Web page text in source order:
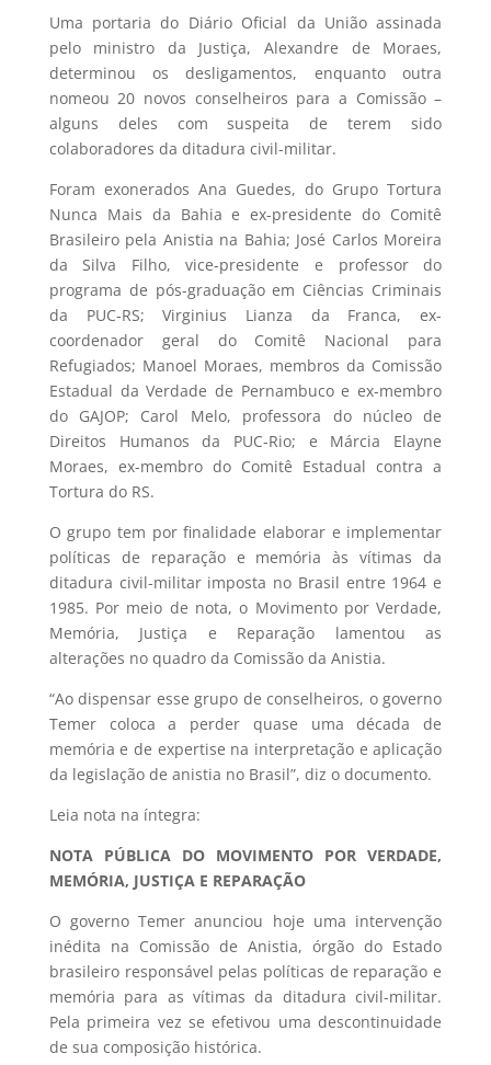
Uma portaria do Diário Oficial da União assinada
pelo ministro da Justiça, Alexandre de Moraes,
determinou os desligamentos, enquanto outra
nomeou 20 novos conselheiros para a Comissão –
alguns deles com suspeita de terem sido
colaboradores da ditadura civil-militar.
Foram exonerados Ana Guedes, do Grupo Tortura
Nunca Mais da Bahia e ex-presidente do Comitê
Brasileiro pela Anistia na Bahia; José Carlos Moreira
da Silva Filho, vice-presidente e professor do
programa de pós-graduação em Ciências Criminais
da PUC-RS; Virginius Lianza da Franca, ex-
coordenador geral do Comitê Nacional para
Refugiados; Manoel Moraes, membros da Comissão
Estadual da Verdade de Pernambuco e ex-membro
do GAJOP; Carol Melo, professora do núcleo de
Direitos Humanos da PUC-Rio; e Márcia Elayne
Moraes, ex-membro do Comitê Estadual contra a
Tortura do RS.
O grupo tem por finalidade elaborar e implementar
políticas de reparação e memória às vítimas da
ditadura civil-militar imposta no Brasil entre 1964 e
1985. Por meio de nota, o Movimento por Verdade,
Memória, Justiça e Reparação lamentou as
alterações no quadro da Comissão da Anistia.
“Ao dispensar esse grupo de conselheiros, o governo
Temer coloca a perder quase uma década de
memória e de expertise na interpretação e aplicação
da legislação de anistia no Brasil”, diz o documento.
Leia nota na íntegra:
NOTA PÚBLICA DO MOVIMENTO POR VERDADE,
MEMÓRIA, JUSTIÇA E REPARAÇÃO
O governo Temer anunciou hoje uma intervenção
inédita na Comissão de Anistia, órgão do Estado
brasileiro responsável pelas políticas de reparação e
memória para as vítimas da ditadura civil-militar.
Pela primeira vez se efetivou uma descontinuidade
de sua composição histórica.